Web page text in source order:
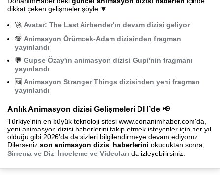
dikkat çeken gelişmeler şöyle 🔽
🚀 Avatar: The Last Airbender'ın devam dizisi geliyor
💯 Animasyon Örümcek-Adam dizisinden fragman
yayınlandı
💬 Gupse Özay'ın animasyon dizisi Gupi'nin fragmanı
yayınlandı
🆕 Animasyon Stranger Things dizisinden yeni fragman
yayınlandı
Anlık Animasyon dizisi Gelişmeleri DH’de 📢
Türkiye'nin en büyük teknoloji sitesi www.donanimhaber.com'da,
yeni animasyon dizisi haberlerini takip etmek isteyenler için her yıl
olduğu gibi 2026’da da sizleri bilgilendirmeye devam ediyoruz.
Dilerseniz son animasyon dizisi haberlerini okuduktan sonra,
Sinema ve Dizi İnceleme ve Videoları da izleyebilirsiniz.